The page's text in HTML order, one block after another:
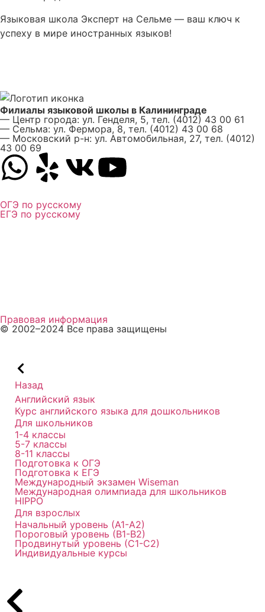
Языковая школа Эксперт на Сельме — ваш ключ к
успеху в мире иностранных языков!
Филиалы языковой школы в Калининграде
— Центр города: ул. Генделя, 5, тел. (4012) 43 00 61
— Сельма: ул. Фермора, 8, тел. (4012) 43 00 68
— Московский р-н: ул. Автомобильная, 27, тел. (4012)
43 00 69
ОГЭ по русскому
ЕГЭ по русскому
Правовая информация
© 2002–2024 Все права защищены
Назад
Английский язык
Курс английского языка для дошкольников
Для школьников
1-4 классы
5-7 классы
8-11 классы
Подготовка к ОГЭ
Подготовка к ЕГЭ
Международный экзамен Wiseman
Международная олимпиада для школьников
HIPPO
Для взрослых
Начальный уровень (А1-А2)
Пороговый уровень (В1-В2)
Продвинутый уровень (С1-С2)
Индивидуальные курсы